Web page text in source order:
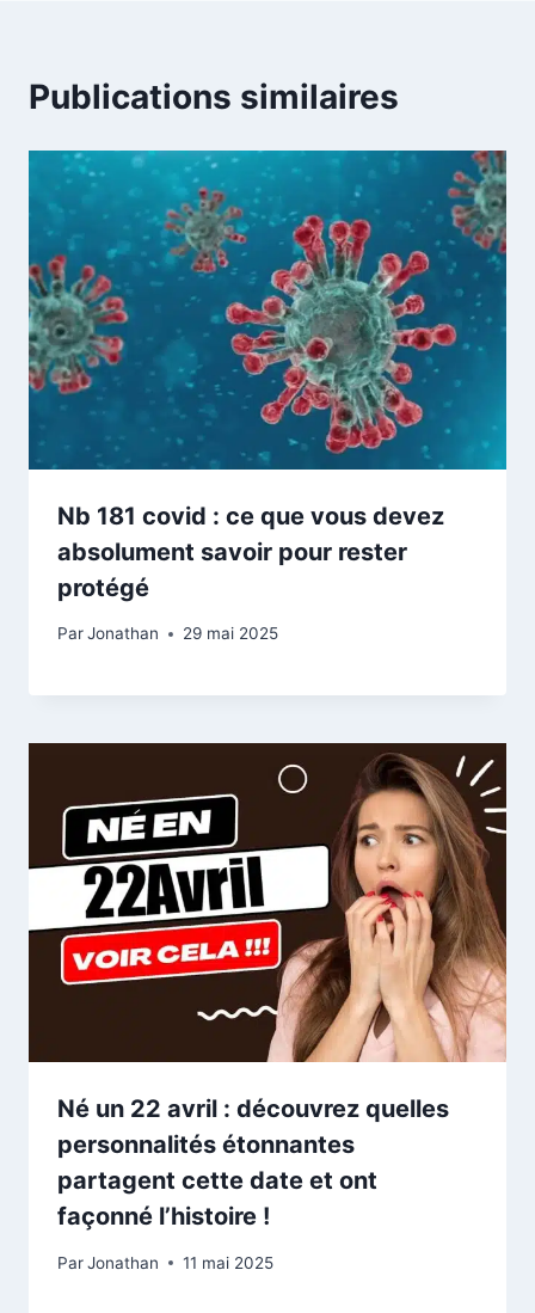
Publications similaires
Nb 181 covid : ce que vous devez
absolument savoir pour rester
protégé
ParJonathan 29 mai 2025
Né un 22 avril : découvrez quelles
personnalités étonnantes
partagent cette date et ont
façonné l’histoire !
ParJonathan 11 mai 2025